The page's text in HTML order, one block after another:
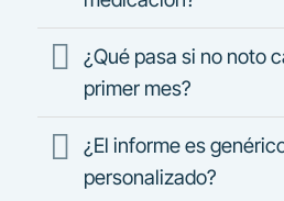
¿Qué pasa si no noto
primer mes?
¿El informe es
personalizado?